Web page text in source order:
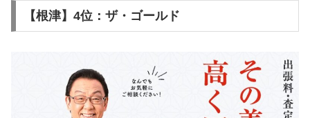
【根津】4位：ザ・ゴールド